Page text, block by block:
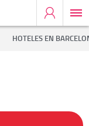
HOTELES EN